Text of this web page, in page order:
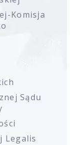
Komisja
Sądu
Legalis